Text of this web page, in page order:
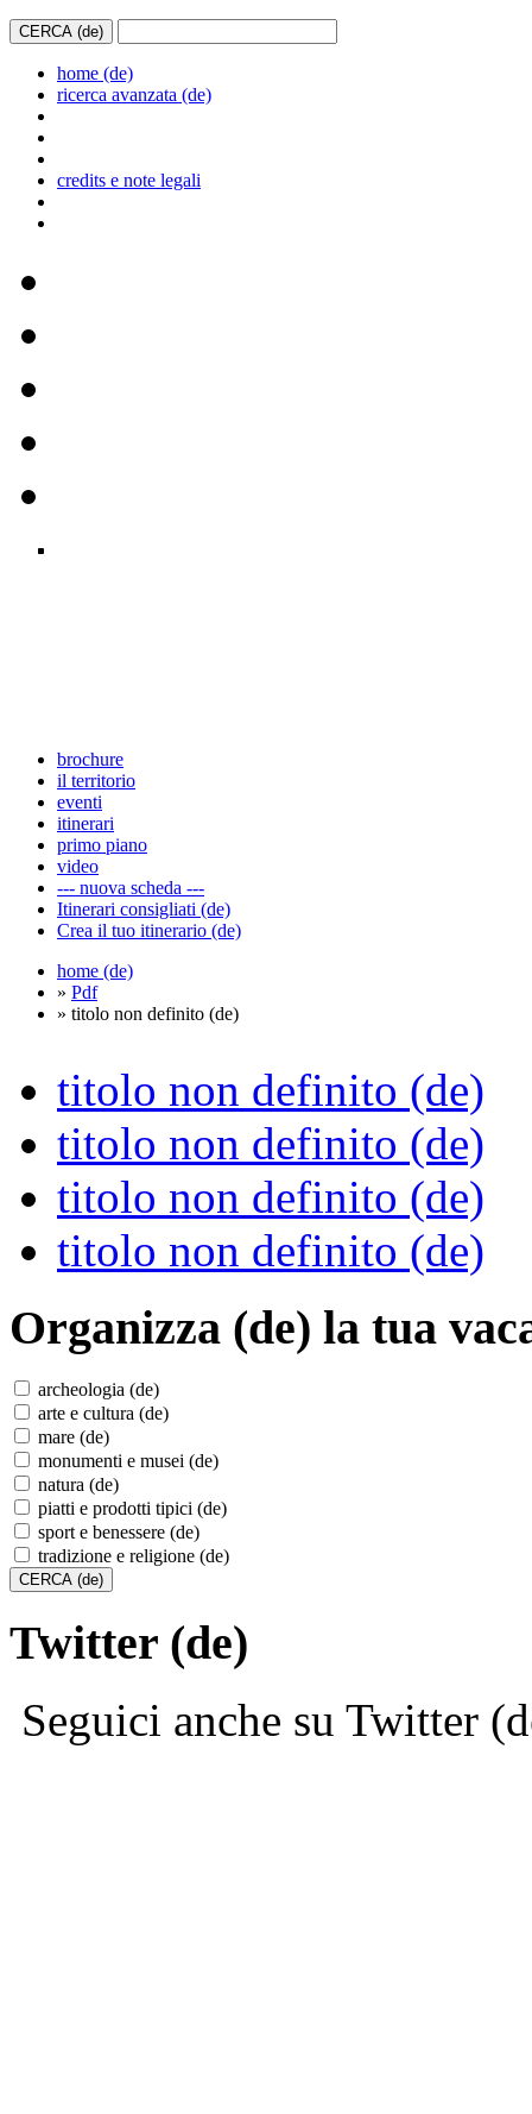
home (de)
ricerca avanzata (de)
credits e note legali
brochure
il territorio
eventi
itinerari
primo piano
video
--- nuova scheda ---
Itinerari consigliati (de)
Crea il tuo itinerario (de)
home (de)
» Pdf
» titolo non definito (de)
titolo non definito (de)
titolo non definito (de)
titolo non definito (de)
titolo non definito (de)
Organizza (de) la tua
archeologia (de)
arte e cultura (de)
mare (de)
monumenti e musei (de)
natura (de)
piatti e prodotti tipici (de)
sport e benessere (de)
tradizione e religione (de)
Twitter (de)
Seguici anche su Twitter